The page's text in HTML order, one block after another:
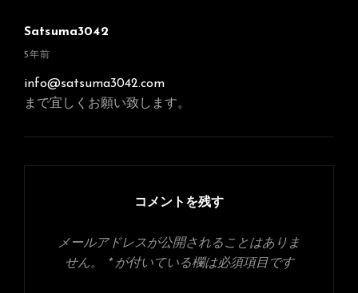
Satsuma3042
さ
の
発
5年前
info@satsuma3042.com
まで宜しくお願い致します。
コメントを残す
メールアドレスが公開されることはありま
せん。
*が付いている欄は必須項目です